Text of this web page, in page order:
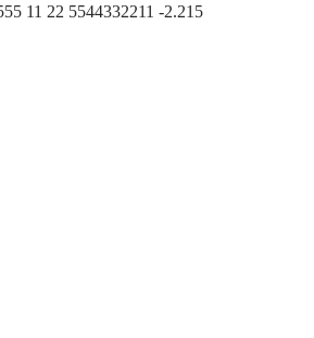
11 22 5544332211 -2.215